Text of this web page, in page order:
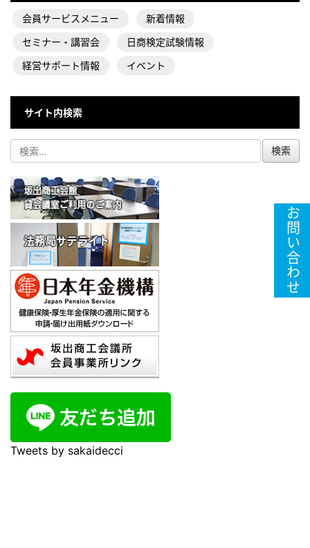
会員サービスメニュー
新着情報
セミナー・講習会
日商検定試験情報
経営サポート情報
イベント
サイト内検索
Tweets by sakaidecci
お問い合わせ